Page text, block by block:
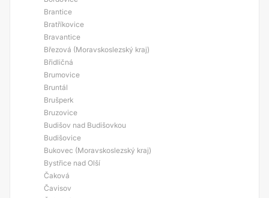
Brantice
Bratříkovice
Bravantice
Březová (Moravskoslezský kraj)
Břidličná
Brumovice
Bruntál
Brušperk
Bruzovice
Budišov nad Budišovkou
Budišovice
Bukovec (Moravskoslezský kraj)
Bystřice nad Olší
Čaková
Čavisov